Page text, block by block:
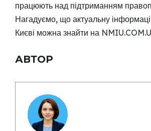
працюють над підтриманням
Нагадуємо, що актуальну
Києві можна знайти на
АВТОР